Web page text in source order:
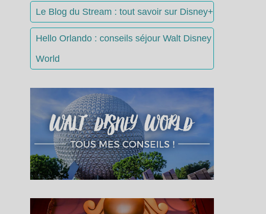
Le Blog du Stream : tout savoir sur Disney+
Hello Orlando : conseils séjour Walt Disney
World